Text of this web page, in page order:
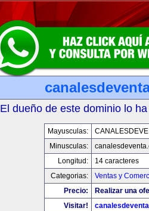
El dueño de este dominio lo
Mayusculas:
Minusculas:
Longitud:
14 caracteres
Categorias:
Ventas y
Precio:
Realizar una
Visitar!